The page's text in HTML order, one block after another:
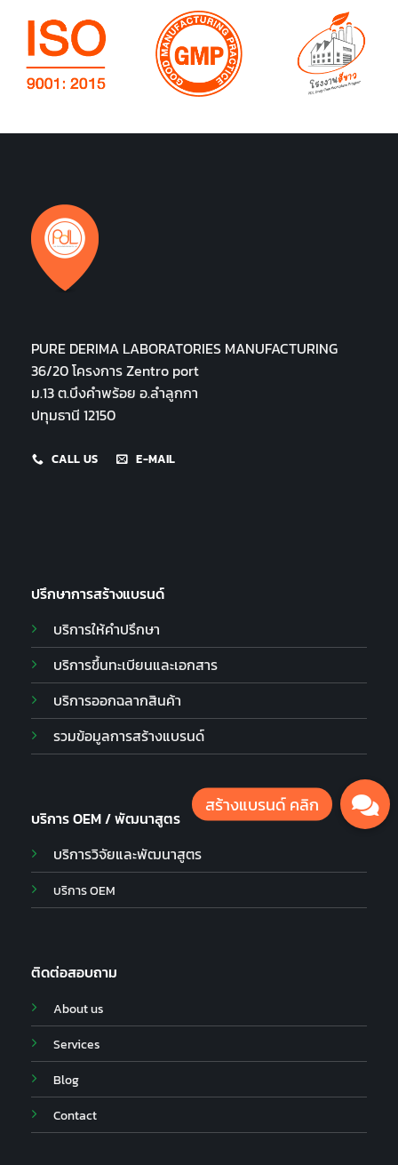
PURE DERIMA LABORATORIES MANUFACTURING
36/20 โครงการ Zentro port
ม.13 ต.บึงคำพร้อย อ.ลำลูกกา
ปทุมธานี 12150
CALL US E-MAIL
ปรึกษาการสร้างแบรนด์
บริการให้คำปรึกษา
บริการขึ้นทะเบียนและเอกสาร
บริการออกฉลากสินค้า
รวมข้อมูลการสร้างแบรนด์
บริการ OEM / พัฒนาสูตร
บริการวิจัยและพัฒนาสูตร
บริการ OEM
ติดต่อสอบถาม
About us
Services
Blog
Contact